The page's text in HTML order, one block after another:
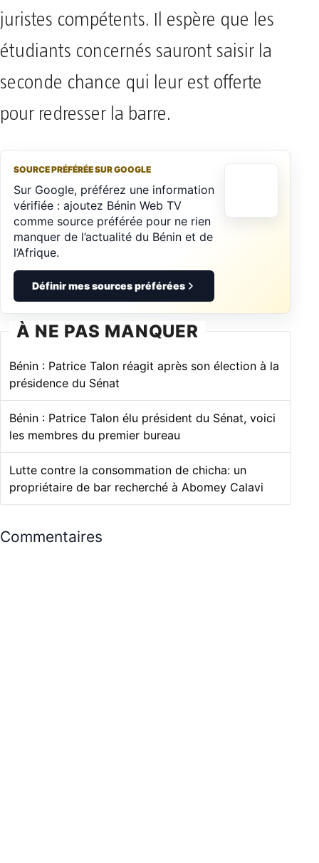
juristes compétents. Il espère que les
étudiants concernés sauront saisir la
seconde chance qui leur est offerte
pour redresser la barre.
SOURCE PRÉFÉRÉE SUR GOOGLE
Sur Google, préférez une information
vérifiée : ajoutez Bénin Web TV
comme source préférée pour ne rien
manquer de l’actualité du Bénin et de
l’Afrique.
Définir mes sources préférées
À NE PAS MANQUER
Bénin : Patrice Talon réagit après son élection à la
présidence du Sénat
Bénin : Patrice Talon élu président du Sénat, voici
les membres du premier bureau
Lutte contre la consommation de chicha: un
propriétaire de bar recherché à Abomey Calavi
Commentaires